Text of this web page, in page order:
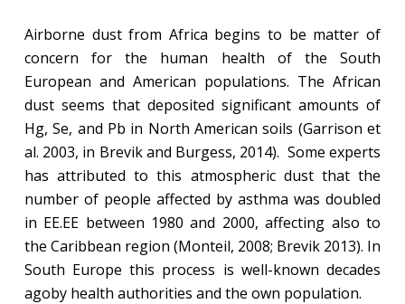
Airborne dust from Africa begins to be matter of
concern for the human health of the South
European and American populations. The African
dust seems that deposited significant amounts of
Hg, Se, and Pb in North American soils (Garrison et
al. 2003, in Brevik and Burgess, 2014). Some experts
has attributed to this atmospheric dust that the
number of people affected by asthma was doubled
in EE.EE between 1980 and 2000, affecting also to
the Caribbean region (Monteil, 2008; Brevik 2013). In
South Europe this process is well-known decades
agoby health authorities and the own population.